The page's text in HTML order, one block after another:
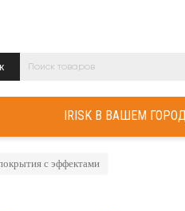
IRISK В ВАШЕМ
с эффектами